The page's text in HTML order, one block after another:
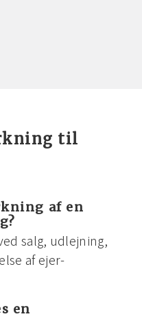
til
af en
salg, udlejning,
af ejer-
en